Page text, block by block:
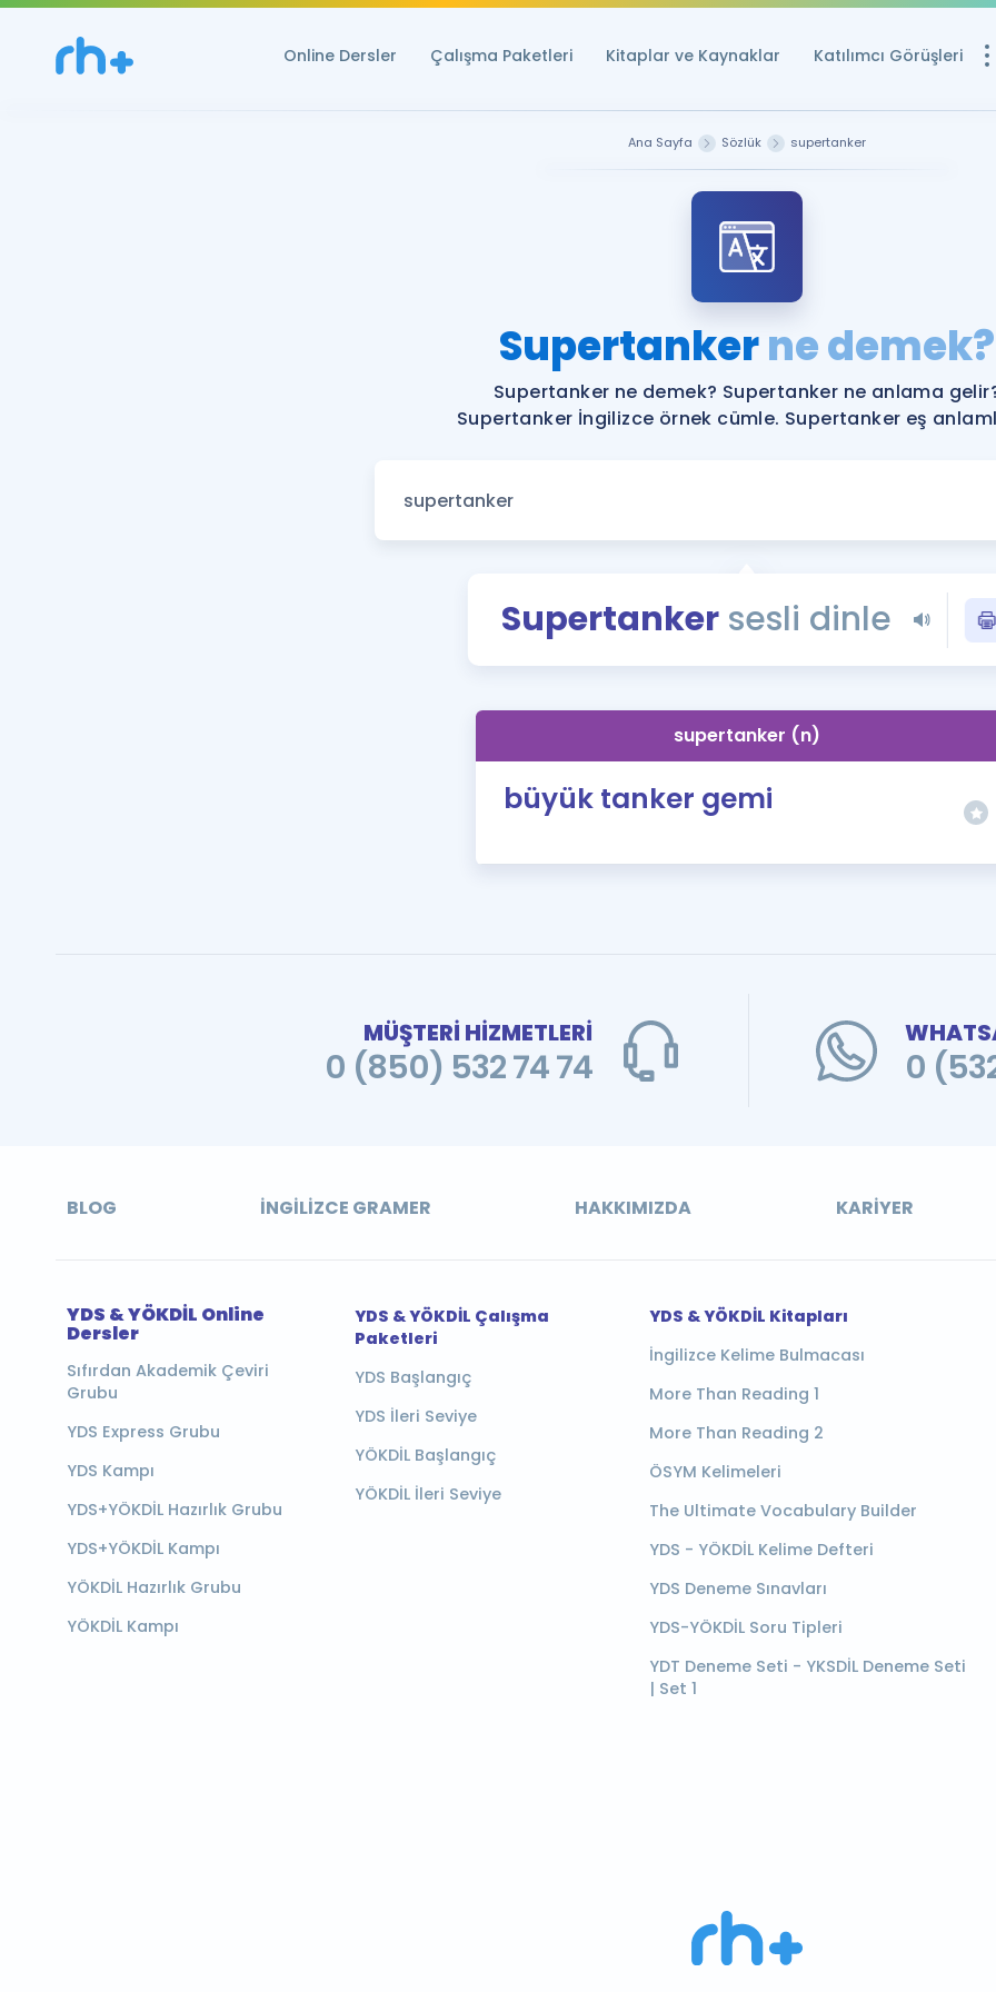
Online Dersler Çalışma Paketleri Kitaplar ve Kaynaklar Katılımcı Görüşleri
Ücretsiz
YDS ve YÖKDİL
YDS ve YÖKDİL'e
Tüm ÖSYM
Blog
YDS - YÖKDİL
İngilizce
Ana Sayfa Sözlük supertanker
Supertankerne demek?
Supertanker ne demek? Supertanker ne anlama
Supertanker İngilizce örnek cümle. Supertanker eş
Supertankersesli dinle
supertanker (n)
büyük tanker gemi
MÜŞTERİ HİZMETLERİ
0 (850) 532 74 74 0
BLOG İNGILIZCE GRAMER HAKKIMIZDA KARIYER
YDS & YÖKDİL Online
Dersler
Sıfırdan Akademik Çeviri
Grubu
YDS Express Grubu
YDS Kampı
YDS+YÖKDİL Hazırlık Grubu
YDS+YÖKDİL Kampı
YÖKDİL Hazırlık Grubu
YÖKDİL Kampı
YDS & YÖKDİL Çalışma
Paketleri
YDS Başlangıç
YDS İleri Seviye
YÖKDİL Başlangıç
YÖKDİL İleri Seviye
YDS & YÖKDİL Kitapları
İngilizce Kelime Bulmacası
More Than Reading 1
More Than Reading 2
ÖSYM Kelimeleri
The Ultimate Vocabulary Builder
YDS - YÖKDİL Kelime Defteri
YDS Deneme Sınavları
YDS-YÖKDİL Soru Tipleri
YDT Deneme Seti - YKSDİL Deneme Seti
| Set 1